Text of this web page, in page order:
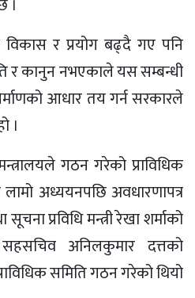
।
विकास र प्रयोग बढ्दै गए पनि
र कानुन नभएकाले यस सम्बन्धी
आधार तय गर्न सरकारले
।
गठन गरेको प्राविधिक
अध्ययनपछि अवधारणापत्र
प्रविधि मन्त्री रेखा शर्माको
सहसचिव अनिलकुमार दत्तको
समिति गठन गरेको थियो